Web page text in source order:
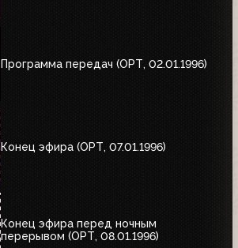
Программа передач (ОРТ, 02.01.1996)
Конец эфира (ОРТ, 07.01.1996)
Конец эфира перед ночным
перерывом (ОРТ, 08.01.1996)